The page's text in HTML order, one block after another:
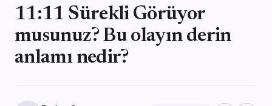
11:11 Sürekli Görüyor
musunuz? Bu olayın derin
anlamı nedir?